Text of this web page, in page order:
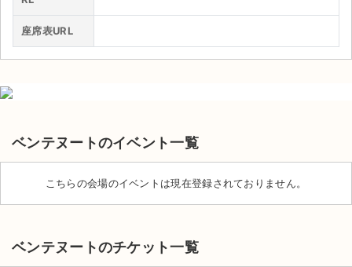
手数料・お支払い方法
AIに質問する
よくある質問
座席表URL
ベンテヌートのイベント一覧
こちらの会場のイベントは現在登録されておりません。
ベンテヌートのチケット一覧